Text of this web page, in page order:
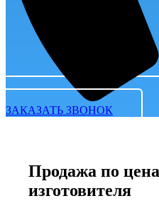
ЗАКАЗАТЬ ЗВОНОК
Продажа по
изготовителя